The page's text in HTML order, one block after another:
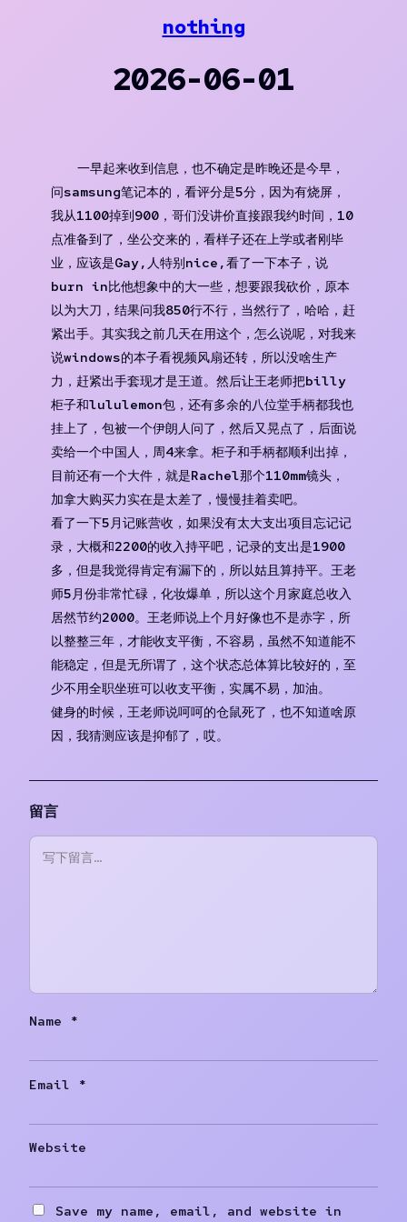
nothing
2026-06-01
一早起来收到信息，也不确定是昨晚还是今早，
问samsung笔记本的，看评分是5分，因为有烧屏，
我从1100掉到900，哥们没讲价直接跟我约时间，10
点准备到了，坐公交来的，看样子还在上学或者刚毕
业，应该是Gay,人特别nice,看了一下本子，说
burn in比他想象中的大一些，想要跟我砍价，原本
以为大刀，结果问我850行不行，当然行了，哈哈，赶
紧出手。其实我之前几天在用这个，怎么说呢，对我来
说windows的本子看视频风扇还转，所以没啥生产
力，赶紧出手套现才是王道。然后让王老师把billy
柜子和lululemon包，还有多余的八位堂手柄都我也
挂上了，包被一个伊朗人问了，然后又晃点了，后面说
卖给一个中国人，周4来拿。柜子和手柄都顺利出掉，
目前还有一个大件，就是Rachel那个110mm镜头，
加拿大购买力实在是太差了，慢慢挂着卖吧。
看了一下5月记账营收，如果没有太大支出项目忘记记
录，大概和2200的收入持平吧，记录的支出是1900
多，但是我觉得肯定有漏下的，所以姑且算持平。王老
师5月份非常忙碌，化妆爆单，所以这个月家庭总收入
居然节约2000。王老师说上个月好像也不是赤字，所
以整整三年，才能收支平衡，不容易，虽然不知道能不
能稳定，但是无所谓了，这个状态总体算比较好的，至
少不用全职坐班可以收支平衡，实属不易，加油。
健身的时候，王老师说呵呵的仓鼠死了，也不知道啥原
因，我猜测应该是抑郁了，哎。
留言
Name *
Email *
Website
Save my name, email, and website in